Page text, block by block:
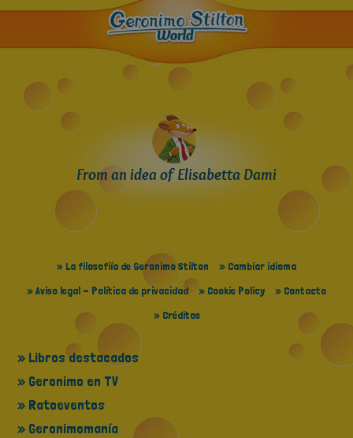
From an idea of Elisabetta Dami
» La filosofiía de Geronimo Stilton
» Cambiar idioma
» Aviso legal - Política de privacidad
» Cookie Policy
» Contacto
» Créditos
» Libros destacados
» Geronimo en TV
» Ratoeventos
» Geronimomanía